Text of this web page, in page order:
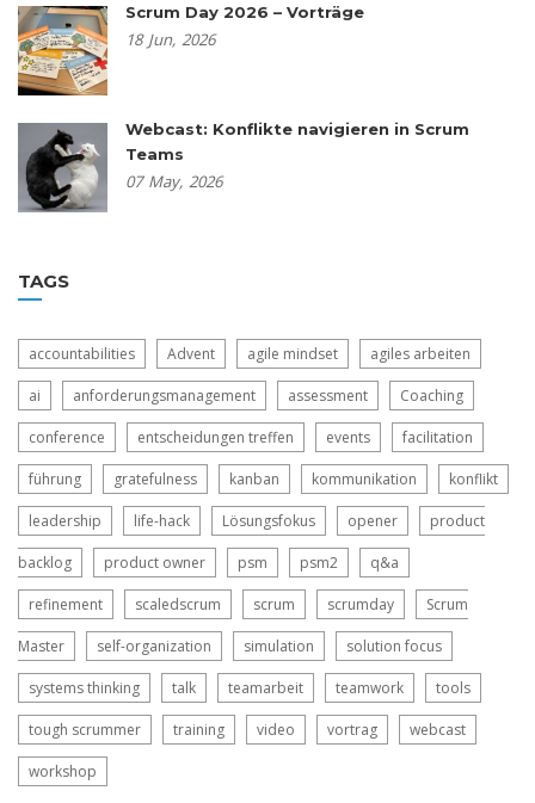
Scrum Day 2026 – Vorträge
18 Jun, 2026
Webcast: Konflikte navigieren in Scrum
Teams
07 May, 2026
TAGS
accountabilities Advent agile mindset agiles arbeiten
ai anforderungsmanagement assessment Coaching
conference entscheidungen treffen events facilitation
führung gratefulness kanban kommunikation konflikt
leadership life-hack Lösungsfokus opener product
backlog product owner psm psm2 q&a
refinement scaledscrum scrum scrumday Scrum
Master self-organization simulation solution focus
systems thinking talk teamarbeit teamwork tools
tough scrummer training video vortrag webcast
workshop